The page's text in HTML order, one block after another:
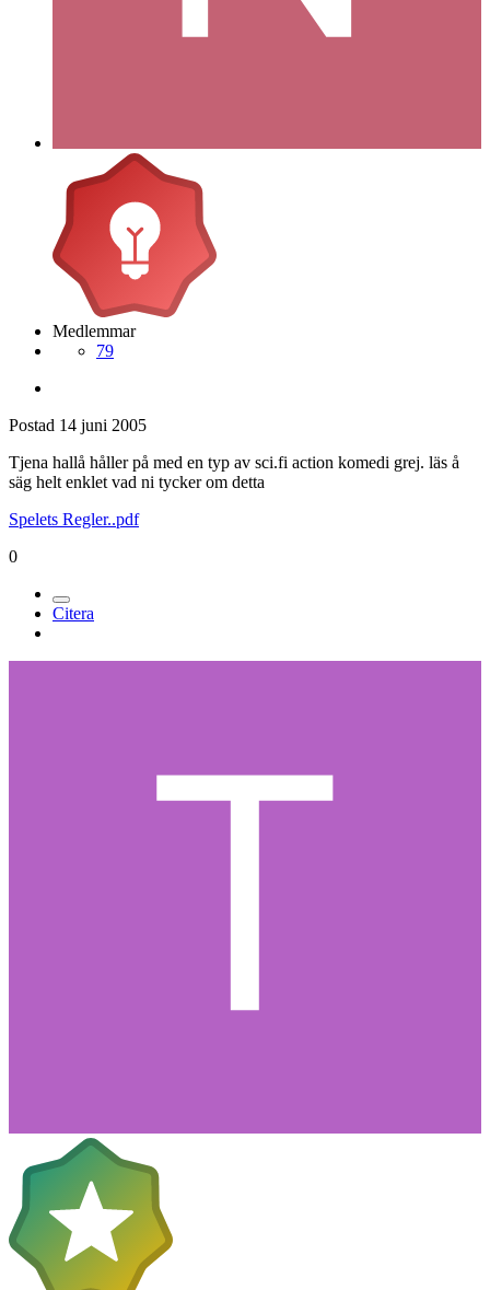
Medlemmar
79
Postad 14 juni 2005
Tjena hallå håller på med en typ av sci.fi action komedi grej. läs å
säg helt enklet vad ni tycker om detta
Spelets Regler..pdf
0
Citera